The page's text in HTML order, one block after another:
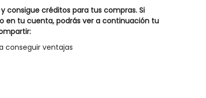
consigue créditos para tus compras. Si
en tu cuenta, podrás ver a continuación tu
conseguir ventajas